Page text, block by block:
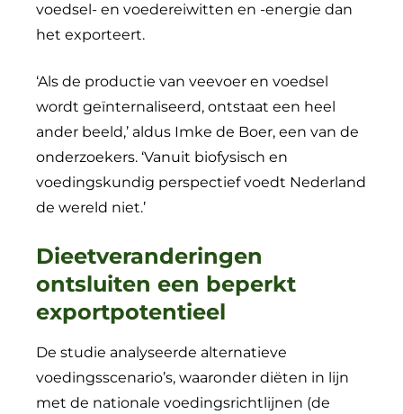
voedsel- en voedereiwitten en -energie dan
het exporteert.
‘Als de productie van veevoer en voedsel
wordt geïnternaliseerd, ontstaat een heel
ander beeld,’ aldus Imke de Boer, een van de
onderzoekers. ‘Vanuit biofysisch en
voedingskundig perspectief voedt Nederland
de wereld niet.’
Dieetveranderingen
ontsluiten een beperkt
exportpotentieel
De studie analyseerde alternatieve
voedingsscenario’s, waaronder diëten in lijn
met de nationale voedingsrichtlijnen (de